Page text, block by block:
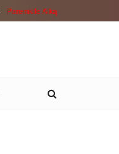
Paremkite Alką